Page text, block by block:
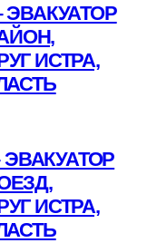
ИСТРА,
ИСТРА,